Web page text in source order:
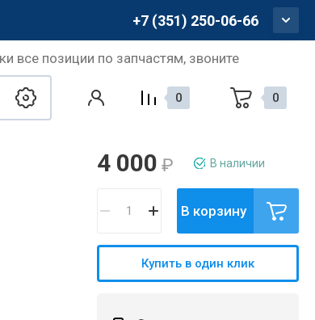
+7 (351) 250-06-66
все позиции по запчастям, звоните
0 0
4 000 ₽ В наличии
В корзину
Купить в один клик